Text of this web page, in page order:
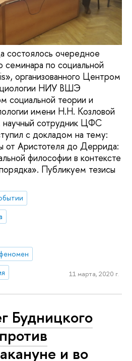
состоялось очередное
семинара по социальной
организованного Центром
НИУ ВШЭ
социальной теории и
имени Н.Н. Козловой
сотрудник ЦФС
с докладом на тему:
от Аристотеля до Деррида:
философии в контексте
Публикуем тезисы
11 марта, 2020 г.
Будницкого
и во